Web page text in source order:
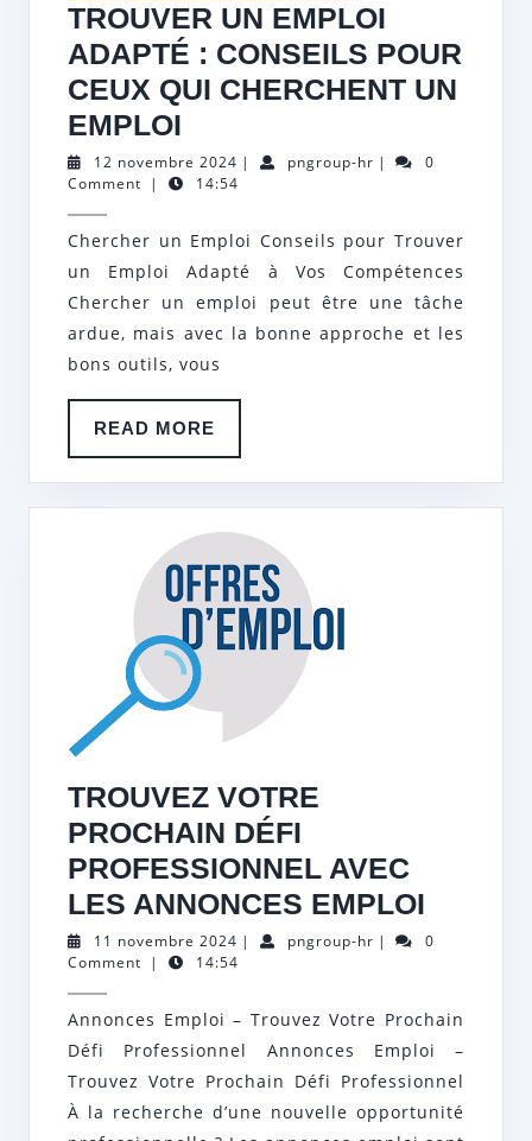
TROUVER UN EMPLOI
ADAPTÉ : CONSEILS POUR
CEUX QUI CHERCHENT UN
EMPLOI
UN
EMPLOI
ADAPTÉ
:
CONSEILS
POUR
CEUX
QUI
CHERCHENT
UN
EMPLOI
12 novembre 2024 12
novembre
| pngroup-hrpngroup-
|
0
Comment | 14:54
Chercher un Emploi Conseils pour Trouver
un Emploi Adapté à Vos Compétences
Chercher un emploi peut être une tâche
ardue, mais avec la bonne approche et les
bons outils, vous
READ MORE
MORE
TROUVEZ VOTRE
PROCHAIN DÉFI
PROFESSIONNEL AVEC
LES ANNONCES EMPLOI
VOTRE
DÉFI
AVEC
LES
11 novembre 2024 11
novembre
| pngroup-hrpngroup-
|
0
Comment | 14:54
Annonces Emploi – Trouvez Votre Prochain
Défi Professionnel Annonces Emploi –
Trouvez Votre Prochain Défi Professionnel
À la recherche d’une nouvelle opportunité